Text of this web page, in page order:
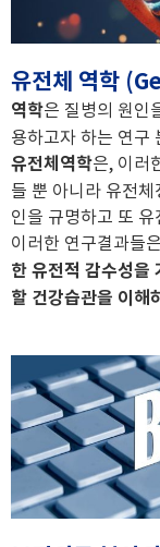
유전체 역학
역학은 질병의 원인
용하고자 하는 연구
유전체역학은, 이러
들 뿐 아니라 유전
인을 규명하고 또
이러한 연구결과들은
한 유전적 감수성을
할 건강습관을 이해